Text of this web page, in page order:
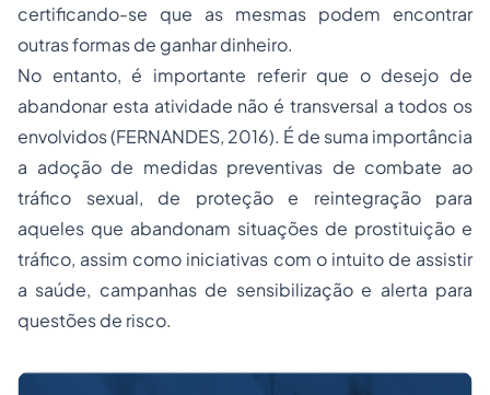
certificando-se que as mesmas podem encontrar
outras formas de ganhar dinheiro.
No entanto, é importante referir que o desejo de
abandonar esta atividade não é transversal a todos os
envolvidos (FERNANDES, 2016). É de suma importância
a adoção de medidas preventivas de combate ao
tráfico sexual, de proteção e reintegração para
aqueles que abandonam situações de prostituição e
tráfico, assim como iniciativas com o intuito de assistir
a saúde, campanhas de sensibilização e alerta para
questões de risco.